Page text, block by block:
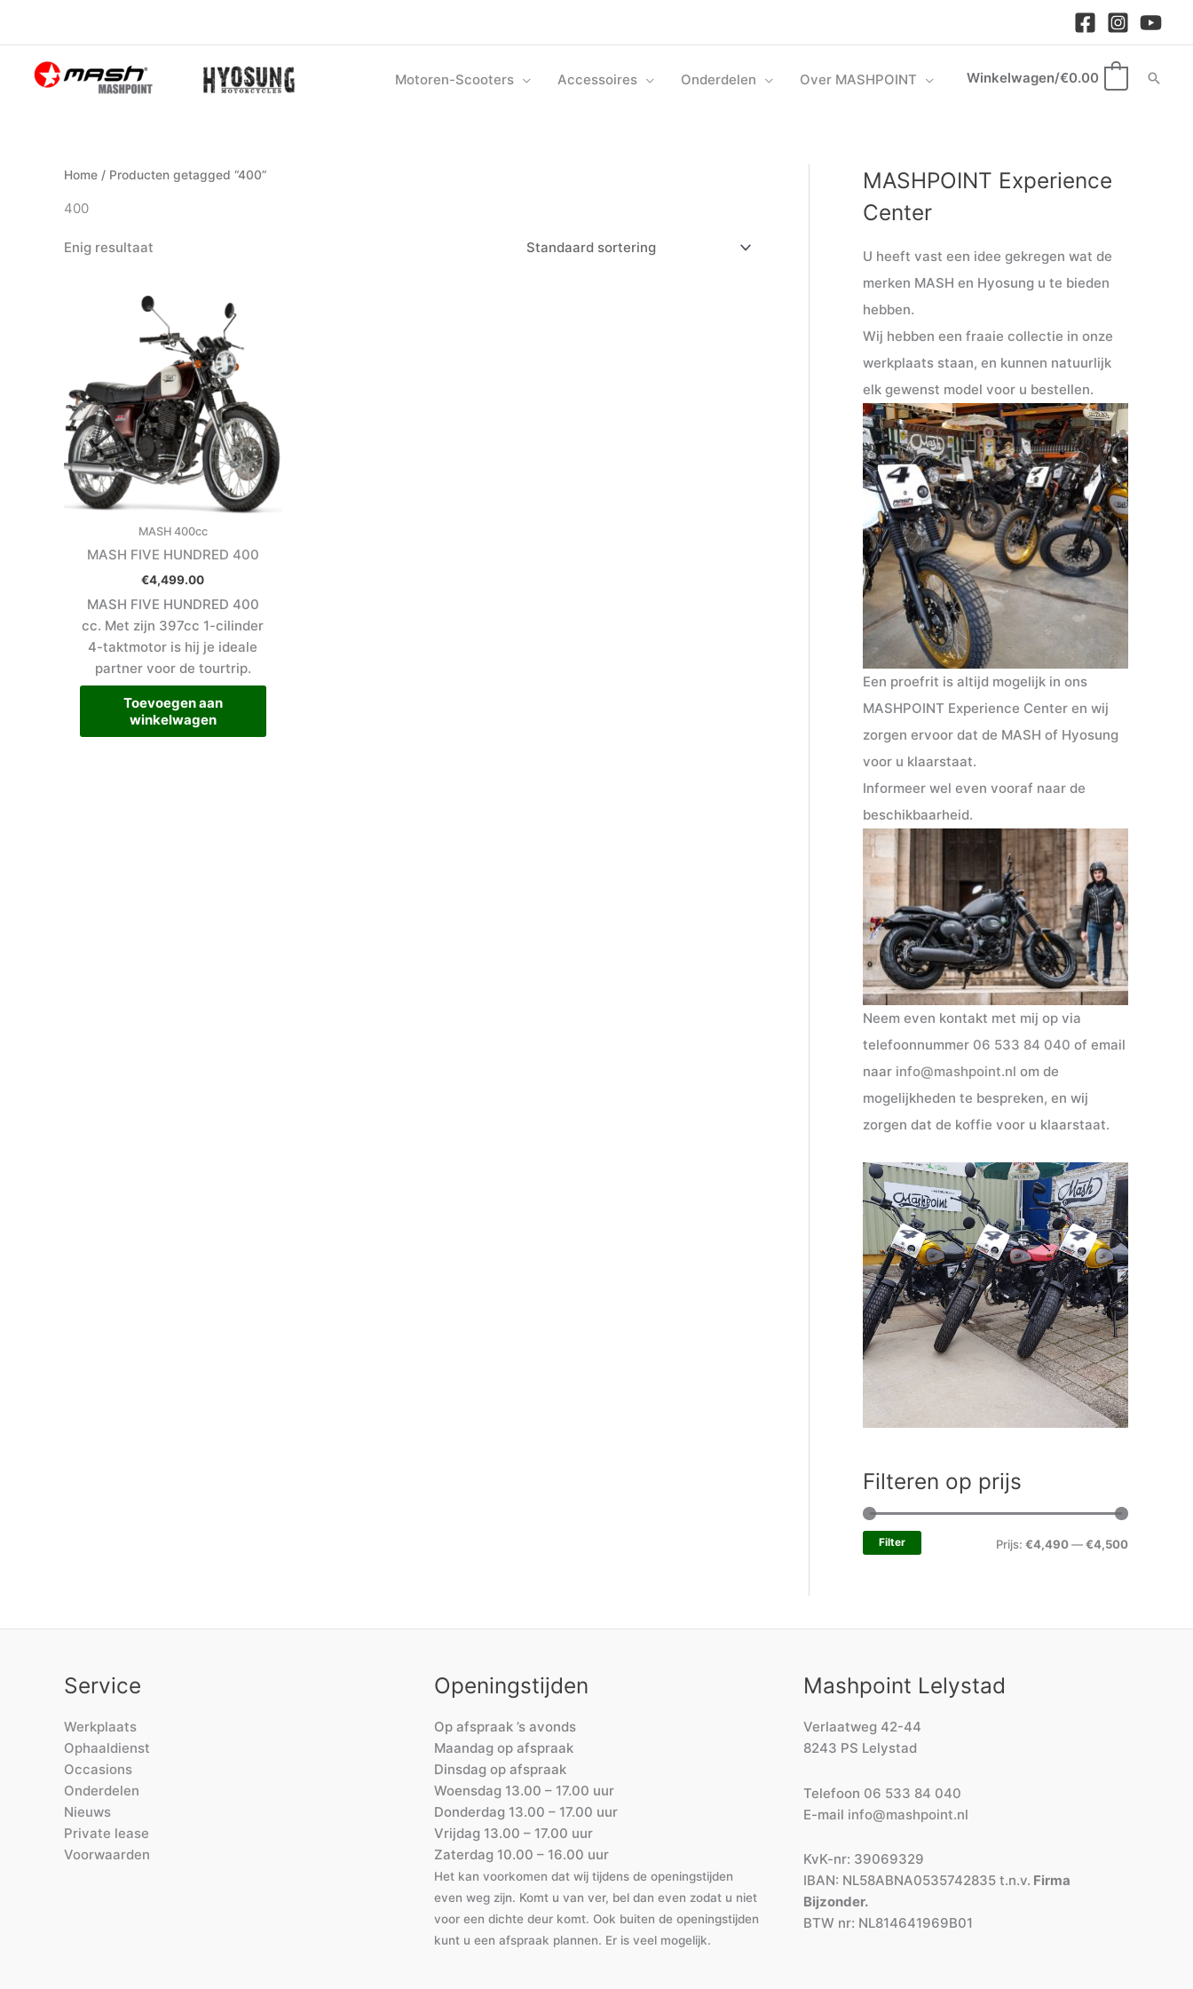
inhoud
Motoren-Scooters Accessoires Onderdelen Over MASHPOINT Winkelwagen/€0.00
Home / Producten getagged “400”
400
Enig resultaat
MASH 400cc
MASH FIVE HUNDRED 400
€4,499.00
MASH FIVE HUNDRED 400
cc. Met zijn 397cc 1-cilinder
4-taktmotor is hij je ideale
partner voor de tourtrip.
Toevoegen aan
winkelwagen
MASHPOINT Experience
Center
U heeft vast een idee gekregen wat de
merken MASH en Hyosung u te bieden
hebben.
Wij hebben een fraaie collectie in onze
werkplaats staan, en kunnen natuurlijk
elk gewenst model voor u bestellen.
Een proefrit is altijd mogelijk in ons
MASHPOINT Experience Center en wij
zorgen ervoor dat de MASH of Hyosung
voor u klaarstaat.
Informeer wel even vooraf naar de
beschikbaarheid.
Neem even kontakt met mij op via
telefoonnummer 06 533 84 040 of email
naar info@mashpoint.nl om de
mogelijkheden te bespreken, en wij
zorgen dat de koffie voor u klaarstaat.
Filteren op prijs
Filter Prijs: €4,490—€4,500
Service
Werkplaats
Ophaaldienst
Occasions
Onderdelen
Nieuws
Private lease
Voorwaarden
Openingstijden
Op afspraak ’s avonds
Maandag op afspraak
Dinsdag op afspraak
Woensdag 13.00 – 17.00 uur
Donderdag 13.00 – 17.00 uur
Vrijdag 13.00 – 17.00 uur
Zaterdag 10.00 – 16.00 uur
Het kan voorkomen dat wij tijdens de openingstijden
even weg zijn. Komt u van ver, bel dan even zodat u niet
voor een dichte deur komt. Ook buiten de openingstijden
kunt u een afspraak plannen. Er is veel mogelijk.
Mashpoint Lelystad
Verlaatweg 42-44
8243 PS Lelystad
Telefoon 06 533 84 040
E-mail info@mashpoint.nl
KvK-nr: 39069329
IBAN: NL58ABNA0535742835 t.n.v. Firma
Bijzonder.
BTW nr: NL814641969B01